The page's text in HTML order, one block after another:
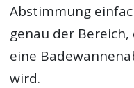
Abstimmung
genau der
eine
wird.